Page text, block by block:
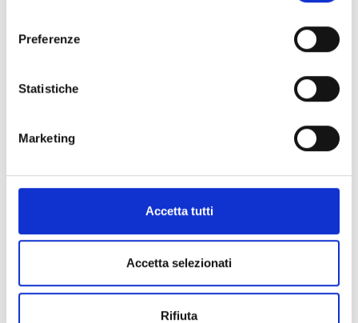
Preferenze
Statistiche
Marketing
Accetta tutti
Accetta selezionati
Rifiuta
Lajatico
agricolaombra@gmail.com